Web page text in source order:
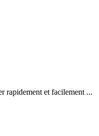
rapidement et facilement ...